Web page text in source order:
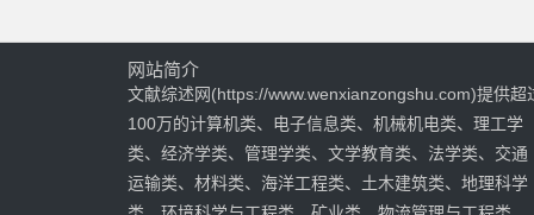
网站简介
文献综述网(https://www.wenxianzongshu.com)提供超
100万的计算机类、电子信息类、机械机电类、理工学
类、经济学类、管理学类、文学教育类、法学类、交通
运输类、材料类、海洋工程类、土木建筑类、地理科学